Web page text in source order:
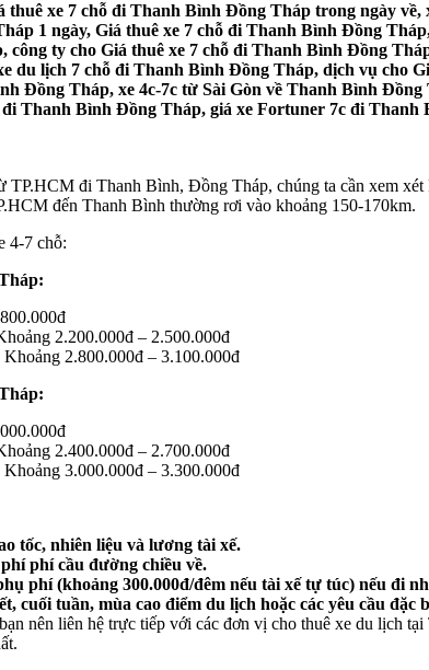
xe 7 chỗ đi Thanh Bình Đồng Tháp trong ngày
1 ngày, Giá thuê xe 7 chỗ đi Thanh Bình Đồng
công ty cho Giá thuê xe 7 chỗ đi Thanh Bình Đồng
du lịch 7 chỗ đi Thanh Bình Đồng Tháp, dịch vụ cho
Đồng Tháp, xe 4c-7c từ Sài Gòn về Thanh Bình
Thanh Bình Đồng Tháp, giá xe Fortuner 7c đi
đi Thanh Bình, Đồng Tháp, chúng ta cần xem
đến Thanh Bình thường rơi vào khoảng 150-170km.
4-7 chỗ:
2.200.000đ – 2.500.000đ
Khoảng 2.800.000đ – 3.100.000đ
2.400.000đ – 2.700.000đ
Khoảng 3.000.000đ – 3.300.000đ
tốc, nhiên liệu và lương tài xế.
phí cầu đường chiều về.
phí (khoảng 300.000đ/đêm nếu tài xế tự túc) nếu đi
cuối tuần, mùa cao điểm du lịch hoặc các yêu cầu
nên liên hệ trực tiếp với các đơn vị cho thuê xe du lịch